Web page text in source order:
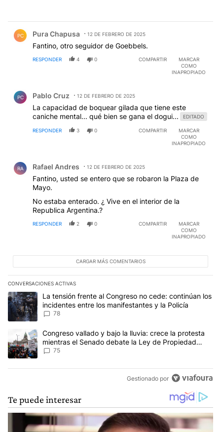
PC Pura Chapusa 12 DE FEBRERO DE 2025
Fantino, otro seguidor de Goebbels.
RESPONDER 4 0 COMPARTIR
MARCAR
COMO
INAPROPIADO
PC Pablo Cruz 12 DE FEBRERO DE 2025
La capacidad de boquear gilada que tiene este
caniche mental... qué bien se gana el dogui...
EDITADO
RESPONDER 3 0 COMPARTIR
MARCAR
COMO
INAPROPIADO
RA Rafael Andres 12 DE FEBRERO DE 2025
Fantino, usted se entero que se robaron la Plaza de
Mayo.
No estaba enterado. ¿ Vive en el interior de la
Republica Argentina.?
RESPONDER 2 0 COMPARTIR
MARCAR
COMO
INAPROPIADO
CARGAR MÁS COMENTARIOS
CONVERSACIONES ACTIVAS
Este listado muestra los artículos con más comentarios en los
Un artículo de tendencia con el título "La tensión frente al
La tensión frente al Congreso no cede: continúan los
incidentes entre los manifestantes y la Policía
78
Un artículo de tendencia con el título "Congreso vallado y bajo
Congreso vallado y bajo la lluvia: crece la protesta
mientras el Senado debate la Ley de Propiedad
Privada
75
Gestionado por